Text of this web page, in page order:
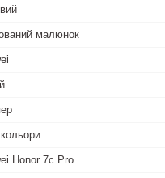
малюнок
кольори
Honor 7c Pro